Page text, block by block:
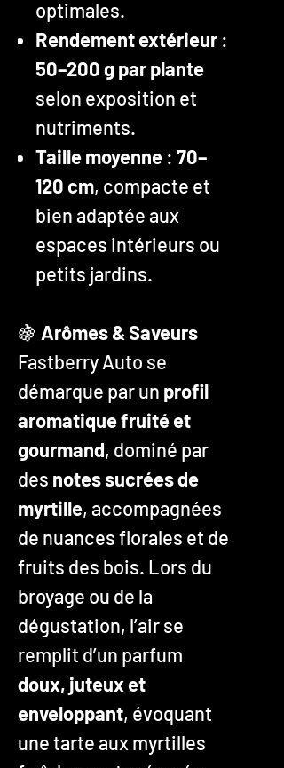
optimales.
Rendement extérieur :
50–200 g par plante
selon exposition et
nutriments.
Taille moyenne : 70–
120 cm, compacte et
bien adaptée aux
espaces intérieurs ou
petits jardins.
🍇 Arômes & Saveurs
Fastberry Auto se
démarque par un profil
aromatique fruité et
gourmand, dominé par
des notes sucrées de
myrtille, accompagnées
de nuances florales et de
fruits des bois. Lors du
broyage ou de la
dégustation, l’air se
remplit d’un parfum
doux, juteux et
enveloppant, évoquant
une tarte aux myrtilles